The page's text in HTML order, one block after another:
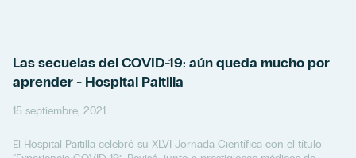
Las secuelas del COVID-19: aún queda mucho por
aprender - Hospital Paitilla
15 septiembre, 2021
El Hospital Paitilla celebró su XLVI Jornada Científica con el título